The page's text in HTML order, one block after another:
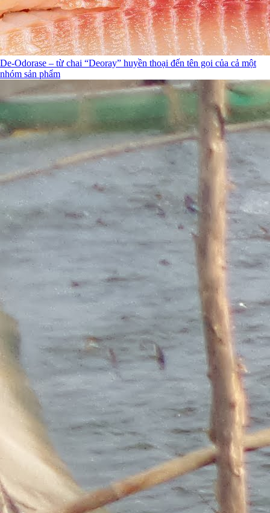
De-Odorase – từ chai “Deoray” huyền thoại đến tên gọi của cả một
nhóm sản phẩm